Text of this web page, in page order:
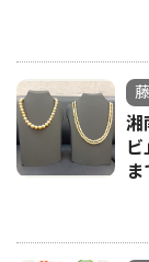
湘